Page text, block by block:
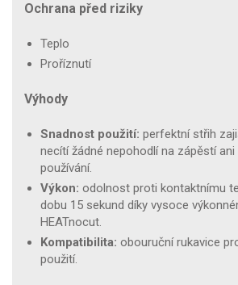
Ochrana před riziky
Teplo
Proříznutí
Výhody
Snadnost použití: perfektní střih
necítí žádné nepohodlí na zápěstí ani
používání.
Výkon: odolnost proti kontaktnímu
dobu 15 sekund díky vysoce
HEATnocut.
Kompatibilita: obouruční rukavice
použití.